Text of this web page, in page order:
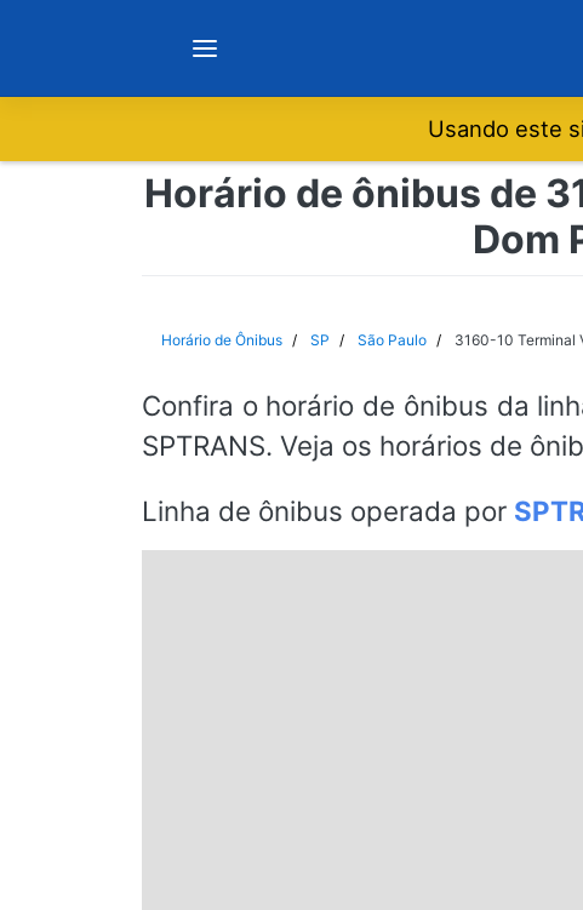
Notícias
São Paulo
Espírito Santo
Usando este
Horário de ônibus de
Dom
Horário de Ônibus SP São Paulo 3160-10 Terminal
Confira o horário de ônibus da
SPTRANS. Veja os horários de
Linha de ônibus operada por